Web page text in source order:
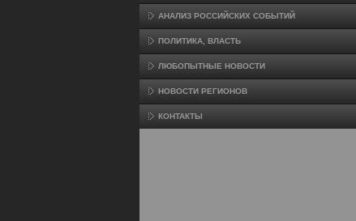
АНАЛИЗ РОССИЙСКИХ СОБЫТИЙ
ПОЛИТИКА, ВЛАСТЬ
ЛЮБОПЫТНЫЕ НОВОСТИ
НОВОСТИ РЕГИОНОВ
КОНТАКТЫ